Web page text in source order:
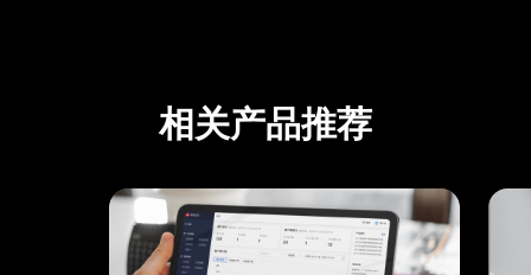
相关产品推荐